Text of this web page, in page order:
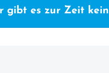
gibt es zur Zeit